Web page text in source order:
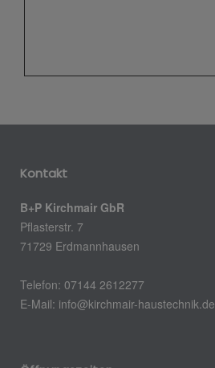
Kontakt
B+P Kirchmair GbR
Pflasterstr. 7
71729 Erdmannhausen
Telefon: 07144 2612277
E-Mail: info@kirchmair-haustechnik.de